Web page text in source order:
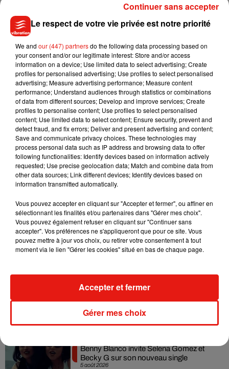
Musique
7 août 2026
Julien Lieb s’essaye à la vie de chatelain
dans son nouveau clip
7 août 2026
Madonna sort enfin le remix de « Love
Sensation » avec Kylie Minogue
7 août 2026
Tayc et Didi B dévoilent le single le plus
dansant de l’année
collaboration tant attendue
5 août 2026
Benny Blanco invite Selena Gomez et
Becky G sur son nouveau single
Le respect de votre vie privée est notre priorité
We and our (447) partnersdo the following data processing based on
your consent and/or our legitimate interest: Store and/or access
information on a device; Use limited data to select advertising; Create
profiles for personalised advertising; Use profiles to select personalised
advertising; Measure advertising performance; Measure content
performance; Understand audiences through statistics or combinations
of data from different sources; Develop and improve services; Create
profiles to personalise content; Use profiles to select personalised
content; Use limited data to select content; Ensure security, prevent and
detect fraud, and fix errors; Deliver and present advertising and content;
Save and communicate privacy choices. These technologies may
process personal data such as IP address and browsing data to offer
following functionalities: Identify devices based on information actively
requested; Use precise geolocation data; Match and combine data from
other data sources; Link different devices; Identify devices based on
information transmitted automatically.
Vous pouvez accepter en cliquant sur "Accepter et fermer", ou affiner en
sélectionnant les finalités et/ou partenaires dans "Gérer mes choix".
Vous pouvez également refuser en cliquant sur "Continuer sans
accepter". Vos préférences ne s'appliqueront que pour ce site. Vous
pouvez mettre à jour vos choix, ou retirer votre consentement à tout
moment via le lien "Gérer les cookies" situé en bas de chaque page.
Gérer mes choix
Accepter et fermer
Continuer sans accepter